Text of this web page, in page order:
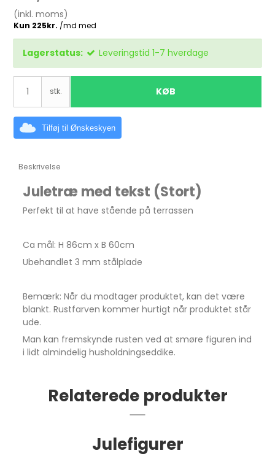
(inkl. moms)
Lagerstatus: Leveringstid 1-7 hverdage
stk. KØB
Tilføj til Ønskeskyen
Beskrivelse
Juletræ med tekst (Stort)
Perfekt til at have stående på terrassen
Ca mål: H 86cm x B 60cm
Ubehandlet 3 mm stålplade
Bemærk: Når du modtager produktet, kan det være
blankt. Rustfarven kommer hurtigt når produktet står
ude.
Man kan fremskynde rusten ved at smøre figuren ind
i lidt almindelig husholdningseddike.
Relaterede produkter
Julefigurer